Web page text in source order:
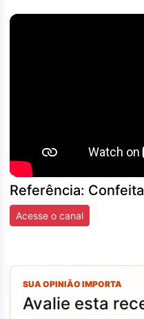
Referência:
Acesse o canal
SUA OPINIÃO IMPORTA
Avalie esta